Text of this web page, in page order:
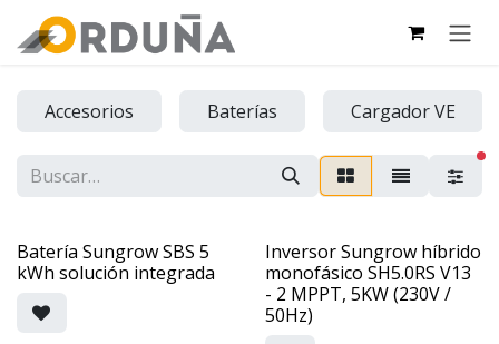
Accesorios Baterías Cargador VE
Batería Sungrow SBS 5
kWh solución integrada
Inversor Sungrow híbrido
monofásico SH5.0RS V13
- 2 MPPT, 5KW (230V /
50Hz)